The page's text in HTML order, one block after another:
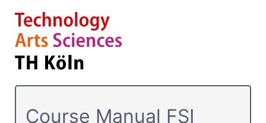
Course­ Manual FSI